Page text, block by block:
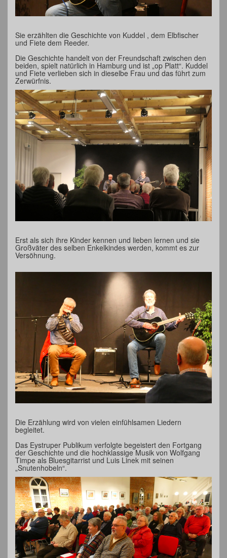
Sie erzählten die Geschichte von Kuddel , dem Elbfischer
und Fiete dem Reeder.
Die Geschichte handelt von der Freundschaft zwischen den
beiden, spielt natürlich in Hamburg und ist „op Platt“. Kuddel
und Fiete verlieben sich in dieselbe Frau und das führt zum
Zerwürfnis.
Erst als sich ihre Kinder kennen und lieben lernen und sie
Großväter des selben Enkelkindes werden, kommt es zur
Versöhnung.
Die Erzählung wird von vielen einfühlsamen Liedern
begleitet.
Das Eystruper Publikum verfolgte begeistert den Fortgang
der Geschichte und die hochklassige Musik von Wolfgang
Timpe als Bluesgitarrist und Luis Linek mit seinen
„Snutenhobeln“.